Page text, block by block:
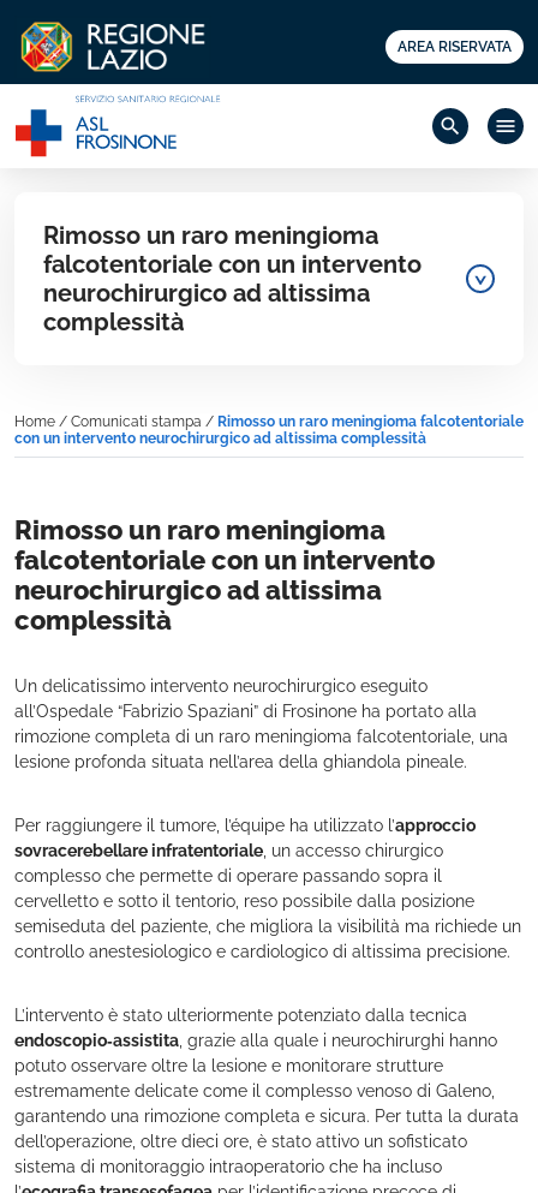
AREA RISERVATA
search menu
Rimosso un raro meningioma
falcotentoriale con un intervento
neurochirurgico ad altissima
complessità
Home / Comunicati stampa / Rimosso un raro meningioma falcotentoriale
con un intervento neurochirurgico ad altissima complessità
Rimosso un raro meningioma
falcotentoriale con un intervento
neurochirurgico ad altissima
complessità
Un delicatissimo intervento neurochirurgico eseguito
all’Ospedale “Fabrizio Spaziani” di Frosinone ha portato alla
rimozione completa di un raro meningioma falcotentoriale, una
lesione profonda situata nell’area della ghiandola pineale.
Per raggiungere il tumore, l’équipe ha utilizzato l’approccio
sovracerebellare infratentoriale , un accesso chirurgico
complesso che permette di operare passando sopra il
cervelletto e sotto il tentorio, reso possibile dalla posizione
semiseduta del paziente, che migliora la visibilità ma richiede un
controllo anestesiologico e cardiologico di altissima precisione.
L’intervento è stato ulteriormente potenziato dalla tecnica
endoscopio‑assistita , grazie alla quale i neurochirurghi hanno
potuto osservare oltre la lesione e monitorare strutture
estremamente delicate come il complesso venoso di Galeno,
garantendo una rimozione completa e sicura. Per tutta la durata
dell’operazione, oltre dieci ore, è stato attivo un sofisticato
sistema di monitoraggio intraoperatorio che ha incluso